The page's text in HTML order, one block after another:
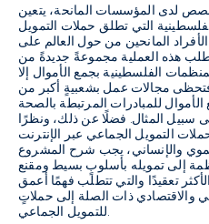
لدى المؤسسات المانحة، يتعين
التي تطلق حملات التمويل
المانحين من حول العالم على
هذه العملية مجموعةً جديدةً من
الفلسطينية بجمع الأموال إلا
مجالات عمل بشعبيةٍ أكبر من
للمبادرات المرتبطة بالصحة
سبيل المثال. فضلًا عن ذلك، ونظرًا
التمويل الجماعي عبر الإنترنت
والإنساني، يجب شرح المشروع
تعقيدًا والتي تتطلب فهمًا أعمق
والاقتصادي ذات الصلة إلى حملاتٍ
للتمويل الجماعي.